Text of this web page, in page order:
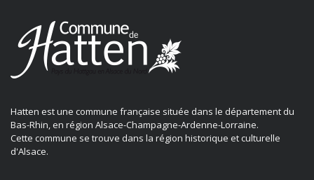
Hatten est une commune française située dans le département du
Bas-Rhin, en région Alsace-Champagne-Ardenne-Lorraine.
Cette commune se trouve dans la région historique et culturelle
d'Alsace.